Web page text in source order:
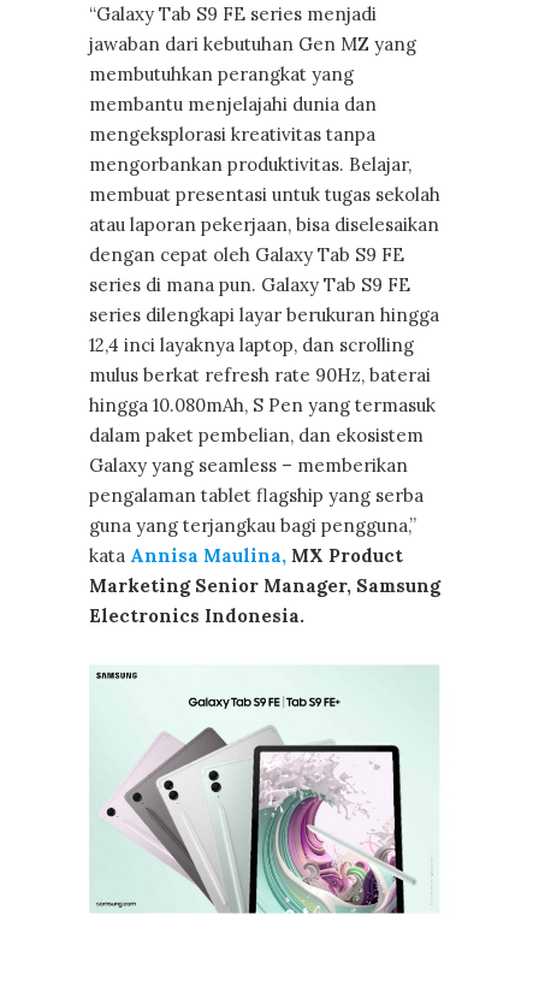
“Galaxy Tab S9 FE series menjadi
jawaban dari kebutuhan Gen MZ yang
membutuhkan perangkat yang
membantu menjelajahi dunia dan
mengeksplorasi kreativitas tanpa
mengorbankan produktivitas. Belajar,
membuat presentasi untuk tugas sekolah
atau laporan pekerjaan, bisa diselesaikan
dengan cepat oleh Galaxy Tab S9 FE
series di mana pun. Galaxy Tab S9 FE
series dilengkapi layar berukuran hingga
12,4 inci layaknya laptop, dan scrolling
mulus berkat refresh rate 90Hz, baterai
hingga 10.080mAh, S Pen yang termasuk
dalam paket pembelian, dan ekosistem
Galaxy yang seamless – memberikan
pengalaman tablet flagship yang serba
guna yang terjangkau bagi pengguna,”
kata Annisa Maulina, MX Product
Marketing Senior Manager, Samsung
Electronics Indonesia.